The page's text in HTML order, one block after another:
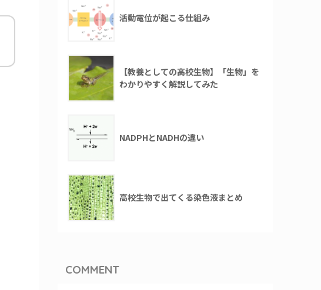
活動電位が起こる仕組み
【教養としての高校生物】「生物」を
わかりやすく解説してみた
NADPHとNADHの違い
高校生物で出てくる染色液まとめ
COMMENT